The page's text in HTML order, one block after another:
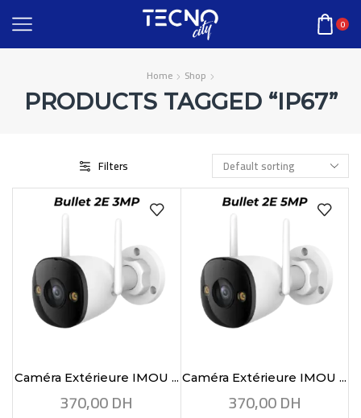
0
Home Shop
PRODUCTS TAGGED “IP67”
Filters
Caméra Extérieure IMOU ...
370,00DH
Caméra Extérieure IMOU ...
370,00DH